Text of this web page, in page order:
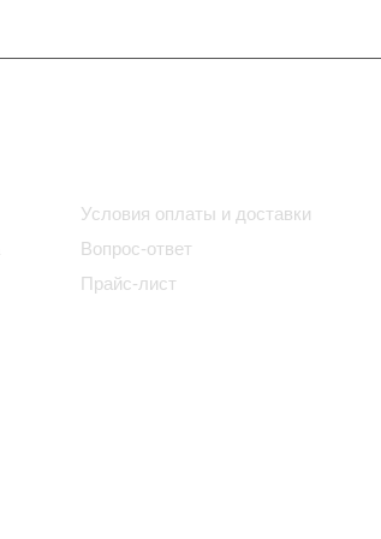
Условия оплаты и доставки
Вопрос-ответ
Прайс-лист